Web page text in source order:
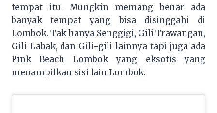
tempat itu. Mungkin memang benar ada
banyak tempat yang bisa disinggahi di
Lombok. Tak hanya Senggigi, Gili Trawangan,
Gili Labak, dan Gili-gili lainnya tapi juga ada
Pink Beach Lombok yang eksotis yang
menampilkan sisi lain Lombok.